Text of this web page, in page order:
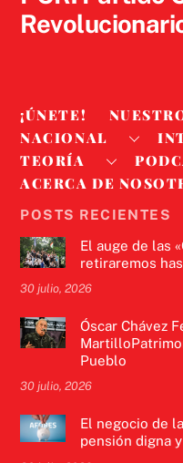
¡ÚNETE!
NACIONAL
TEORÍA
ACERCA DE
POSTS RECIENTES
El auge de las
retiraremos
30 julio, 2026
Óscar Chávez
Pueblo
30 julio, 2026
El negocio de
pensión digna